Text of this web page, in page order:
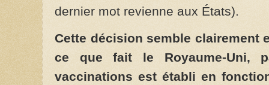
dernier mot revienne aux États).
Cette décision semble clairement
ce que fait le Royaume-Uni,
vaccinations est établi en